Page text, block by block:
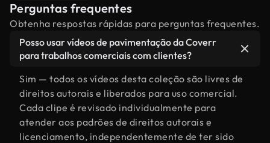
Perguntas frequentes
Obtenha respostas rápidas para perguntas frequentes.
Posso usar vídeos de pavimentação da Coverr
para trabalhos comerciais com clientes?
Sim — todos os vídeos desta coleção são livres de
direitos autorais e liberados para uso comercial.
Cada clipe é revisado individualmente para
atender aos padrões de direitos autorais e
licenciamento, independentemente de ter sido